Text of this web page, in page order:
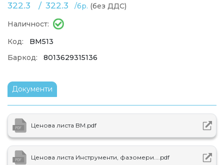
322.3
/
322.3 /бр. (без ДДС)
Наличност:
Код:
BM513
Баркод:
8013629315136
Документи
Ценова листа BM.pdf
Ценова листа Инструменти, фазомери....pdf